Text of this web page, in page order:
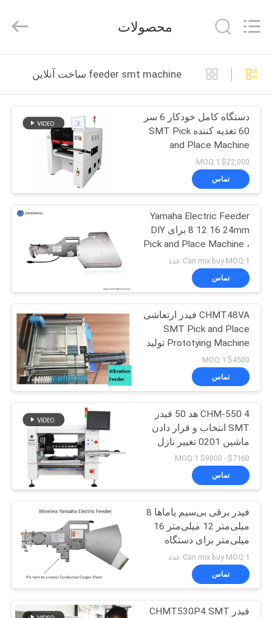
خانه
محصولات
فیلم
درباره
ما
کارخانه
کنترل
کیفیت
تماس
بگیرید
خبر
SHOPPING
ON
LINE
نقشه
سایت
CHARMHIGH
TECHNOLOGY
Rights
محصولات
feeder smt machine ساخت آنلاین
دستگاه کامل خودکار 6 سر
60 تغذیه کننده SMT Pick
and Place Machine
TM06 CPK≥1.0
$22,000 MOQ:1
تماس
Yamaha Electric Feeder
8 12 16 24mm برای DIY
Pick and Place Machine ،
Charmhigh SMT Machine
Can mix buy MOQ:1 عدد
تماس
CHMT48VA فیدر ارتعاشی
SMT Pick and Place
Prototying Machine تولید
دسته ای
$4500 MOQ:1
تماس
CHM-550 4 هد 50 فیدر
SMT انتخاب و قرار دادن
ماشین 0201 تغییر نازل
خودکار
$7160 - $9000 MOQ:1
تماس
فیدر برقی بی‌سیم یاماها 8
میلی‌متر 12 میلی‌متر 16
میلی‌متر برای دستگاه
دستگاه Charmhigh SMT
Can mix buy MOQ:1 عدد
تماس
فیدر CHMT530P4 SMT